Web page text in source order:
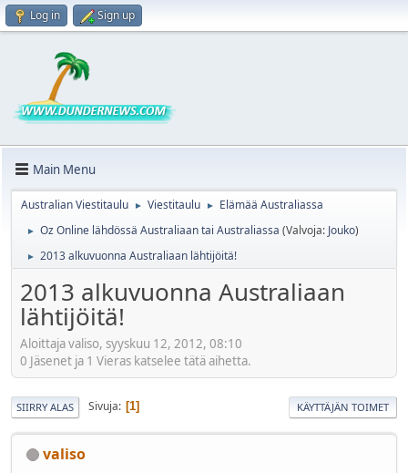
Log in Sign up
Main Menu
Australian Viestitaulu ► Viestitaulu ► Elämää Australiassa
► Oz Online lähdössä Australiaan tai Australiassa (Valvoja: Jouko)
► 2013 alkuvuonna Australiaan lähtijöitä!
2013 alkuvuonna Australiaan
lähtijöitä!
Aloittaja valiso, syyskuu 12, 2012, 08:10
0 Jäsenet ja 1 Vieras katselee tätä aihetta.
SIIRRY ALAS Sivuja 1 KÄYTTÄJÄN TOIMET
valiso